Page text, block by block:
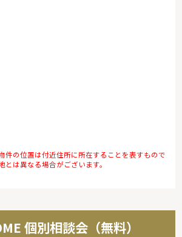
件の位置は付近住所に所在することを表すもので
とは異なる場合がございます。
個別相談会（無料）